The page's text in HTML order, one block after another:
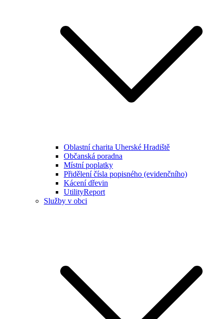
Oblastní charita Uherské Hradiště
Občanská poradna
Místní poplatky
Přidělení čísla popisného (evidenčního)
Kácení dřevin
UtilityReport
Služby v obci